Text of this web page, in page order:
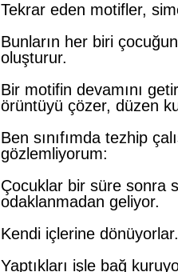
Tekrar eden motifler,
Bunların her biri
oluşturur.
Bir motifin devamını
örüntüyü çözer, düzen
Ben sınıfımda tezhip
gözlemliyorum:
Çocuklar bir süre sonra
odaklanmadan geliyor.
Kendi içlerine dönüyorlar.
Yaptıkları işle bağ